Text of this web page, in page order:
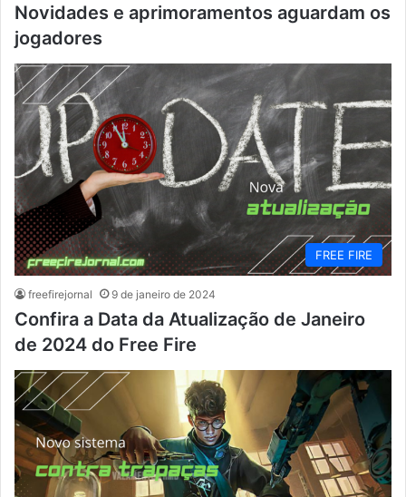
Novidades e aprimoramentos aguardam os
jogadores
FREE FIRE
freefirejornal 9 de janeiro de 2024
Confira a Data da Atualização de Janeiro
de 2024 do Free Fire